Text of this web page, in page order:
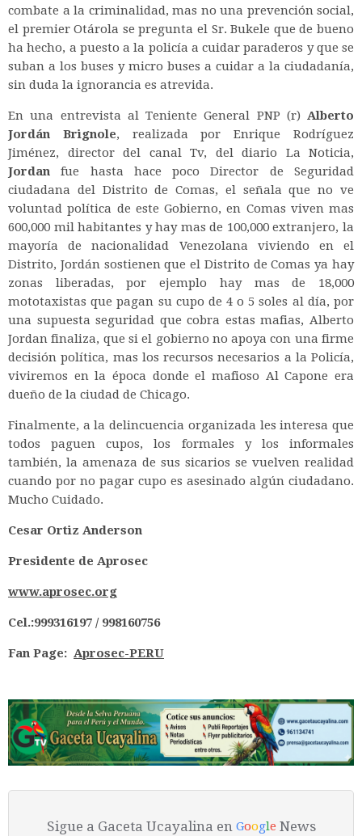
combate a la criminalidad, mas no una prevención social,
el premier Otárola se pregunta el Sr. Bukele que de bueno
ha hecho, a puesto a la policía a cuidar paraderos y que se
suban a los buses y micro buses a cuidar a la ciudadanía,
sin duda la ignorancia es atrevida.
En una entrevista al Teniente General PNP (r) Alberto
Jordán Brignole, realizada por Enrique Rodríguez
Jiménez, director del canal Tv, del diario La Noticia,
Jordan fue hasta hace poco Director de Seguridad
ciudadana del Distrito de Comas, el señala que no ve
voluntad política de este Gobierno, en Comas viven mas
600,000 mil habitantes y hay mas de 100,000 extranjero, la
mayoría de nacionalidad Venezolana viviendo en el
Distrito, Jordán sostienen que el Distrito de Comas ya hay
zonas liberadas, por ejemplo hay mas de 18,000
mototaxistas que pagan su cupo de 4 o 5 soles al día, por
una supuesta seguridad que cobra estas mafias, Alberto
Jordan finaliza, que si el gobierno no apoya con una firme
decisión política, mas los recursos necesarios a la Policía,
viviremos en la época donde el mafioso Al Capone era
dueño de la ciudad de Chicago.
Finalmente, a la delincuencia organizada les interesa que
todos paguen cupos, los formales y los informales
también, la amenaza de sus sicarios se vuelven realidad
cuando por no pagar cupo es asesinado algún ciudadano.
Mucho Cuidado.
Cesar Ortiz Anderson
Presidente de Aprosec
www.aprosec.org
Cel.:999316197 / 998160756
Fan Page: Aprosec-PERU
Sigue a Gaceta Ucayalina en Google News